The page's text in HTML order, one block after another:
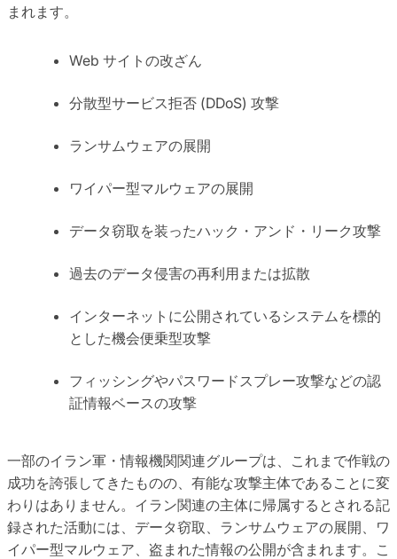
まれます。
Web サイトの改ざん
分散型サービス拒否 (DDoS) 攻撃
ランサムウェアの展開
ワイパー型マルウェアの展開
データ窃取を装ったハック・アンド・リーク攻撃
過去のデータ侵害の再利用または拡散
インターネットに公開されているシステムを標的
とした機会便乗型攻撃
フィッシングやパスワードスプレー攻撃などの認
証情報ベースの攻撃
一部のイラン軍・情報機関関連グループは、これまで作戦の
成功を誇張してきたものの、有能な攻撃主体であることに変
わりはありません。イラン関連の主体に帰属するとされる記
録された活動には、データ窃取、ランサムウェアの展開、ワ
イパー型マルウェア、盗まれた情報の公開が含まれます。こ